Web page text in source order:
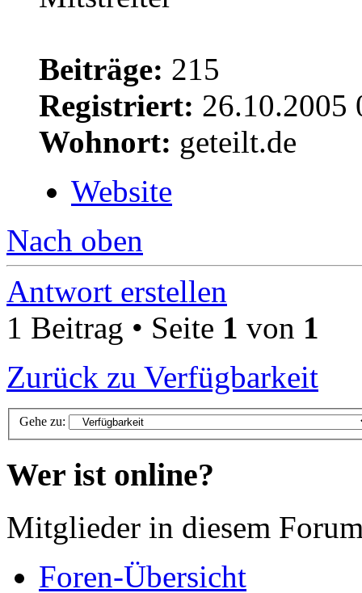
Beiträge: 215
Registriert: 26.10.2005
Wohnort: geteilt.de
Website
Nach oben
Antwort erstellen
1 Beitrag • Seite 1 von 1
Zurück zu Verfügbarkeit
Gehe zu:
Wer ist online?
Mitglieder in diesem
Foren-Übersicht